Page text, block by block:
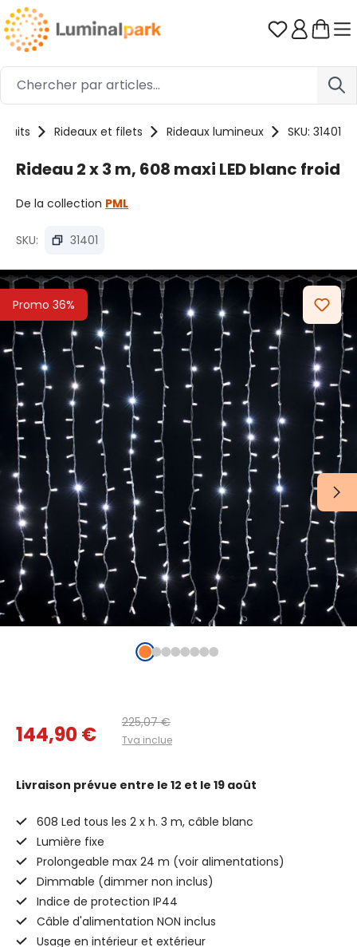
Passer au contenu principal Vous avez
Rideaux et filets Rideaux lumineux SKU: 31401
Rideau 2 x 3 m, 608 maxi LED blanc froid
De la collection PML
SKU: 31401
Promo 36%
Ignorer la galerie d'images
144,90 € 225,07 €
Tva inclue
Livraison prévue entre le 12 et le 19 août
608 Led tous les 2 x h. 3 m, câble blanc
Lumière fixe
Prolongeable max 24 m (voir alimentations)
Dimmable (dimmer non inclus)
Indice de protection IP44
Câble d'alimentation NON inclus
Usage en intérieur et extérieur